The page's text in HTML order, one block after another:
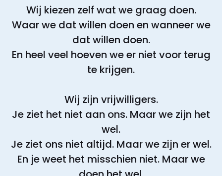
Wij kiezen zelf wat we graag doen.
Waar we dat willen doen en wanneer we
dat willen doen.
En heel veel hoeven we er niet voor terug
te krijgen.
Wij zijn vrijwilligers.
Je ziet het niet aan ons. Maar we zijn het
wel.
Je ziet ons niet altijd. Maar we zijn er wel.
En je weet het misschien niet. Maar we